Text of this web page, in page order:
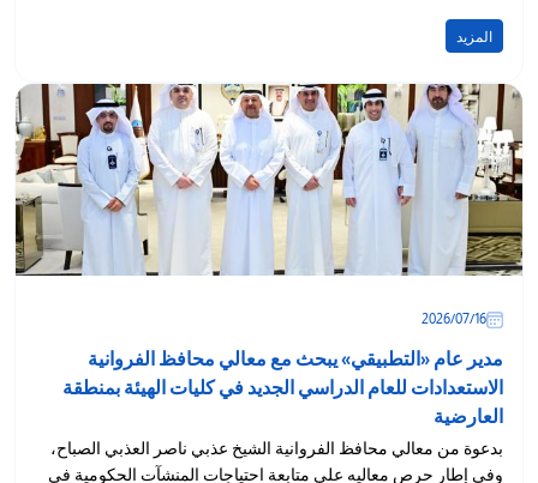
المزيد
16‏/07‏/2026
مدير عام «التطبيقي» يبحث مع معالي محافظ الفروانية
الاستعدادات للعام الدراسي الجديد في كليات الهيئة بمنطقة
العارضية
بدعوة من معالي محافظ الفروانية الشيخ عذبي ناصر العذبي الصباح،
وفي إطار حرص معاليه على متابعة احتياجات المنشآت الحكومية في